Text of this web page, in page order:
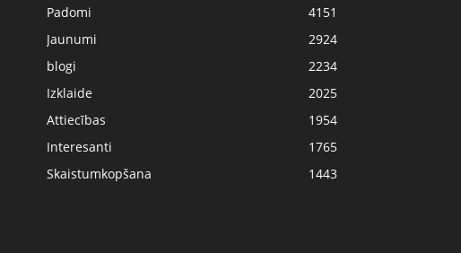
Padomi
4151
Jaunumi
2924
blogi
2234
Izklaide
2025
Attiecības
1954
Interesanti
1765
Skaistumkopšana
1443